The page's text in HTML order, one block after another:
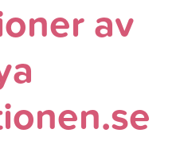
av